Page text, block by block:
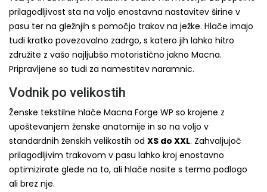
prilagodljivost sta na voljo enostavna nastavitev širine v
pasu ter na gležnjih s pomočjo trakov na ježke. Hlače imajo
tudi kratko povezovalno zadrgo, s katero jih lahko hitro
združite z vašo najljubšo motoristično jakno Macna.
Pripravljene so tudi za namestitev naramnic.
Vodnik po velikostih
Ženske tekstilne hlače Macna Forge WP so krojene z
upoštevanjem ženske anatomije in so na voljo v
standardnih ženskih velikostih od XS do XXL. Zahvaljujoč
prilagodljivim trakovom v pasu lahko kroj enostavno
optimizirate glede na to, ali hlače nosite s termo podlogo
ali brez nje.